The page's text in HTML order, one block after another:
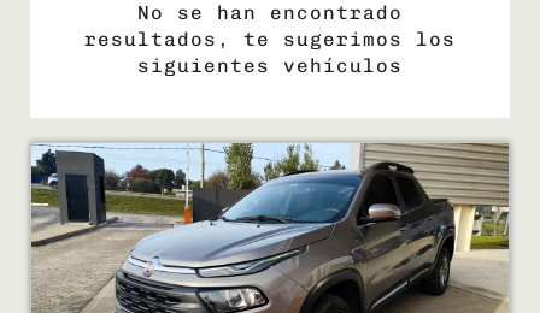
COMPRÁ
VENDÉ
No se han encontrado
resultados, te sugerimos los
siguientes vehículos